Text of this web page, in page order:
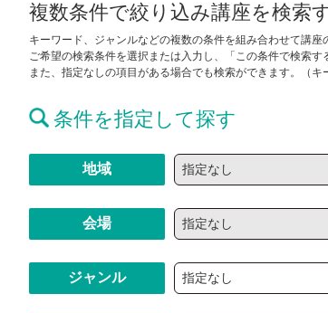
複数条件で絞り込み講座を検索
キーワード、ジャンルなどの複数の条件を組み合わせて講座
ご希望の検索条件を選択または入力し、「この条件で検索す
また、指定なしの項目がある場合でも検索ができます。（キ
条件を指定して探す
地域
会場
ジャンル